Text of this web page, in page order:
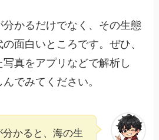
かるだけでなく、その生態
面白いところです。ぜひ、
真をアプリなどで解析し
でみてください。
かると、海の生